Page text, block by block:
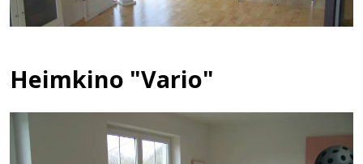
Heimkino "Vario"